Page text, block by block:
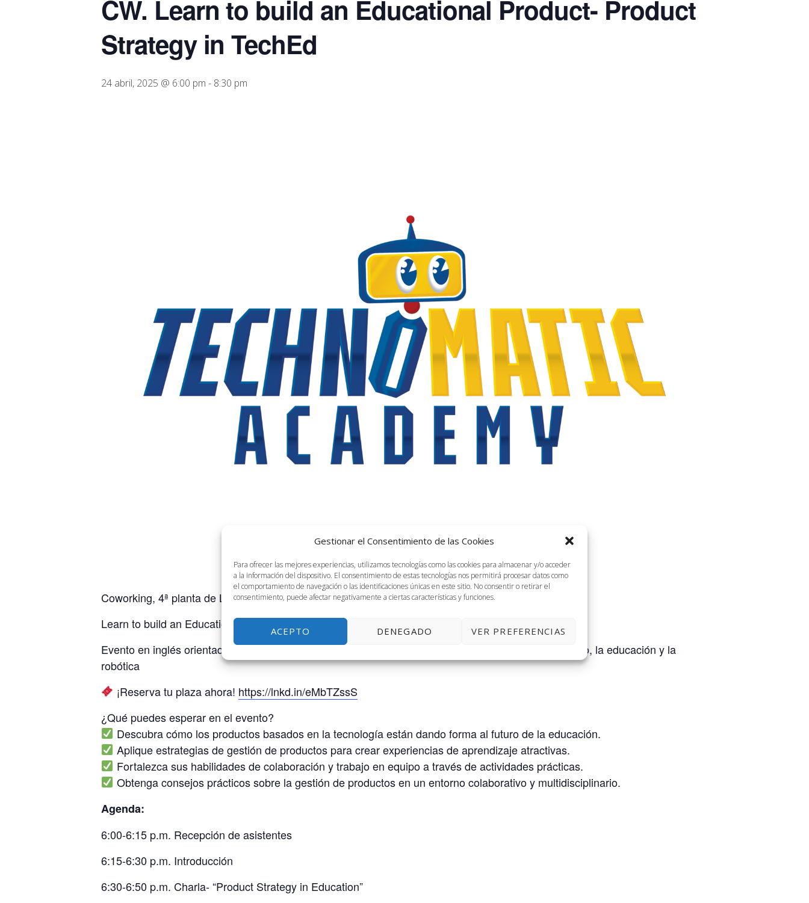
Gestionar el Consentimiento de las Cookies
Para ofrecer las mejores experiencias, utilizamos tecnologías como las cookies para almacenar y/o acceder
a la información del dispositivo. El consentimiento de estas tecnologías nos permitirá procesar datos como
el comportamiento de navegación o las identificaciones únicas en este sitio. No consentir o retirar el
consentimiento, puede afectar negativamente a ciertas características y funciones.
ACEPTO DENEGADO VER PREFERENCIAS
CW. Learn to build an Educational Product- Product
Strategy in TechEd
24 abril, 2025 @ 6:00 pm - 8:30 pm
Coworking, 4ª planta de Link by UMA, de 18 a 20.30h
Learn to build an Educational Product- Product Strategy in TechEd
Evento en inglés orientado a estudiantes, emprendedores y empresarios apasionados por el producto, la educación y la
robótica
¡Reserva tu plaza ahora! https://lnkd.in/eMbTZssS
¿Qué puedes esperar en el evento?
Descubra cómo los productos basados en la tecnología están dando forma al futuro de la educación.
Aplique estrategias de gestión de productos para crear experiencias de aprendizaje atractivas.
Fortalezca sus habilidades de colaboración y trabajo en equipo a través de actividades prácticas.
Obtenga consejos prácticos sobre la gestión de productos en un entorno colaborativo y multidisciplinario.
Agenda:
6:00-6:15 p.m. Recepción de asistentes
6:15-6:30 p.m. Introducción
6:30-6:50 p.m. Charla- “Product Strategy in Education”